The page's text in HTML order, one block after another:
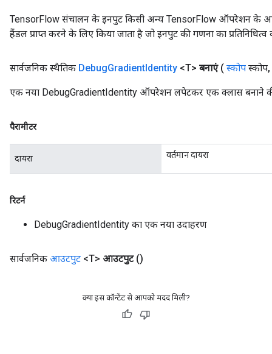
TensorFlow संचालन के इनपुट किसी अन्य TensorFlow ऑपरेशन के
हैंडल प्राप्त करने के लिए किया जाता है जो इनपुट की गणना का प्रतिनिधित्व
सार्वजनिक स्थैतिक DebugGradientIdentity <T> बनाएं ( स्कोप स्कोप,
एक नया DebugGradientIdentity ऑपरेशन लपेटकर एक क्लास बनाने की
पैरामीटर
दायरा वर्तमान दायरा
रिटर्न
DebugGradientIdentity का एक नया उदाहरण
सार्वजनिक आउटपुट <T> आउटपुट ()
क्या इस कॉन्टेंट से आपको मदद मिली?